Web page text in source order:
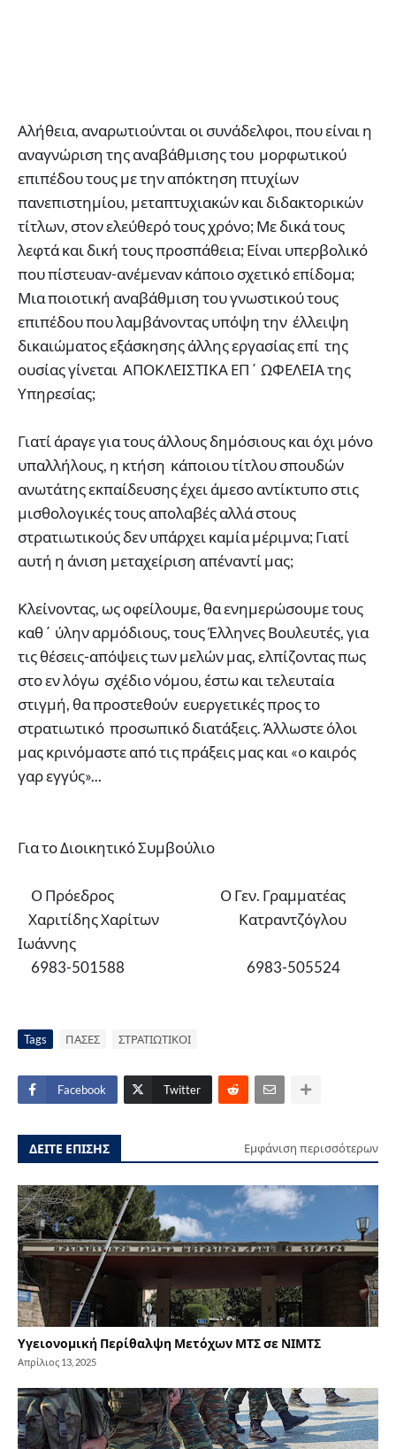
Αλήθεια, αναρωτιούνται οι συνάδελφοι, που είναι η
αναγνώριση της αναβάθμισης του μορφωτικού
επιπέδου τους με την απόκτηση πτυχίων
πανεπιστημίου, μεταπτυχιακών και διδακτορικών
τίτλων, στον ελεύθερό τους χρόνο; Με δικά τους
λεφτά και δική τους προσπάθεια; Είναι υπερβολικό
που πίστευαν-ανέμεναν κάποιο σχετικό επίδομα;
Μια ποιοτική αναβάθμιση του γνωστικού τους
επιπέδου που λαμβάνοντας υπόψη την έλλειψη
δικαιώματος εξάσκησης άλλης εργασίας επί της
ουσίας γίνεται ΑΠΟΚΛΕΙΣΤΙΚΑ ΕΠ΄ ΩΦΕΛΕΙΑ της
Υπηρεσίας;
Γιατί άραγε για τους άλλους δημόσιους και όχι μόνο
υπαλλήλους, η κτήση κάποιου τίτλου σπουδών
ανωτάτης εκπαίδευσης έχει άμεσο αντίκτυπο στις
μισθολογικές τους απολαβές αλλά στους
στρατιωτικούς δεν υπάρχει καμία μέριμνα; Γιατί
αυτή η άνιση μεταχείριση απέναντί μας;
Κλείνοντας, ως οφείλουμε, θα ενημερώσουμε τους
καθ΄ ύλην αρμόδιους, τους Έλληνες Βουλευτές, για
τις θέσεις-απόψεις των μελών μας, ελπίζοντας πως
στο εν λόγω σχέδιο νόμου, έστω και τελευταία
στιγμή, θα προστεθούν ευεργετικές προς το
στρατιωτικό προσωπικό διατάξεις. Άλλωστε όλοι
μας κρινόμαστε από τις πράξεις μας και «ο καιρός
γαρ εγγύς»...
Για το Διοικητικό Συμβούλιο
Ο Πρόεδρος
Ο Γεν. Γραμματέας
Χαριτίδης Χαρίτων
Κατραντζόγλου
Ιωάννης
6983-501588
6983-505524
Tags ΠΑΣΕΣ ΣΤΡΑΤΙΩΤΙΚΟΙ
Facebook Twitter
ΔΕΙΤΕ ΕΠΙΣΗΣ Εμφάνιση περισσότερων
Υγειονομική Περίθαλψη Μετόχων ΜΤΣ σε ΝΙΜΤΣ
Απρίλιος 13, 2025